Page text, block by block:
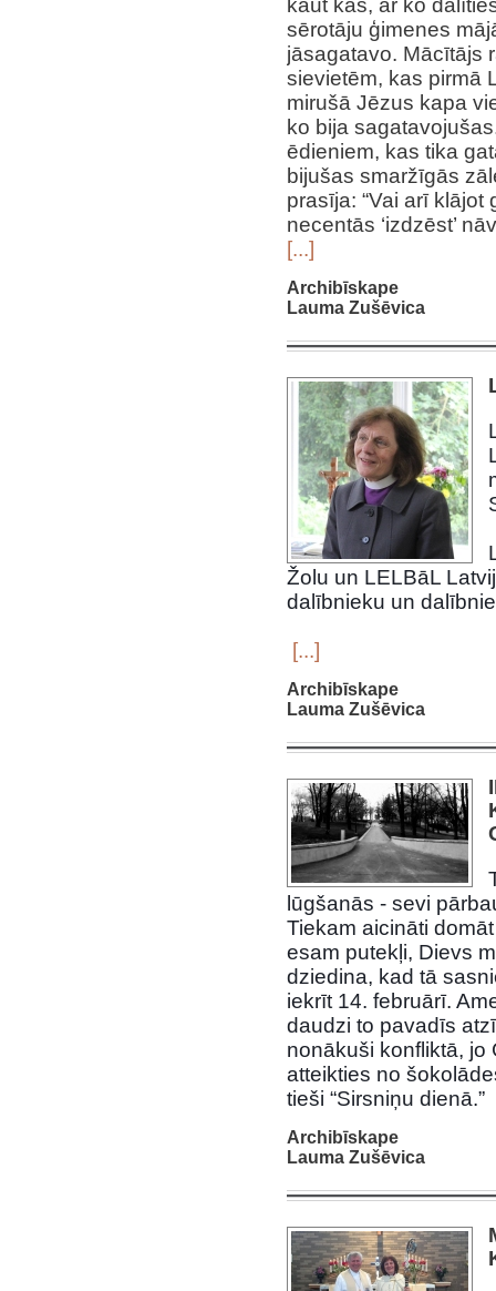
kaut kas, ar ko
sērotāju ģimenes
jāsagatavo. Mācītājs
sievietēm, kas pirmā
mirušā Jēzus kapa
ko bija
ēdieniem, kas tika
bijušas smaržīgās
prasīja: “Vai arī
necentās ‘izdzēst’
[...]
Archibīskape
Lauma Zušēvica
Žolu un LELBāL
dalībnieku un
[...]
Archibīskape
Lauma Zušēvica
lūgšanās - sevi
Tiekam aicināti
esam putekļi, Dievs
dziedina, kad tā
iekrīt 14. februārī.
daudzi to pavadīs
nonākuši konfliktā, jo
atteikties no
tieši “Sirsniņu dienā.”
Archibīskape
Lauma Zušēvica